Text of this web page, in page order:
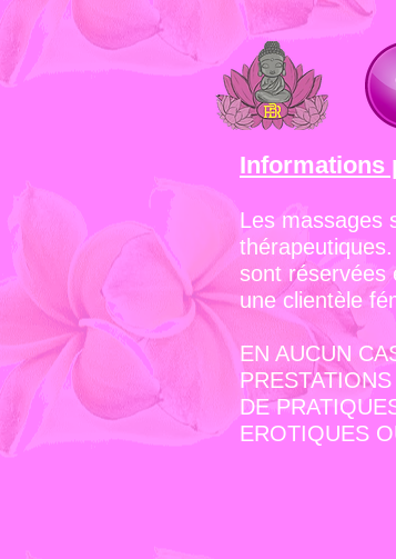
Informations
Les massages
sont réservées
une clientèle
EN AUCUN
DE
EROTIQUES